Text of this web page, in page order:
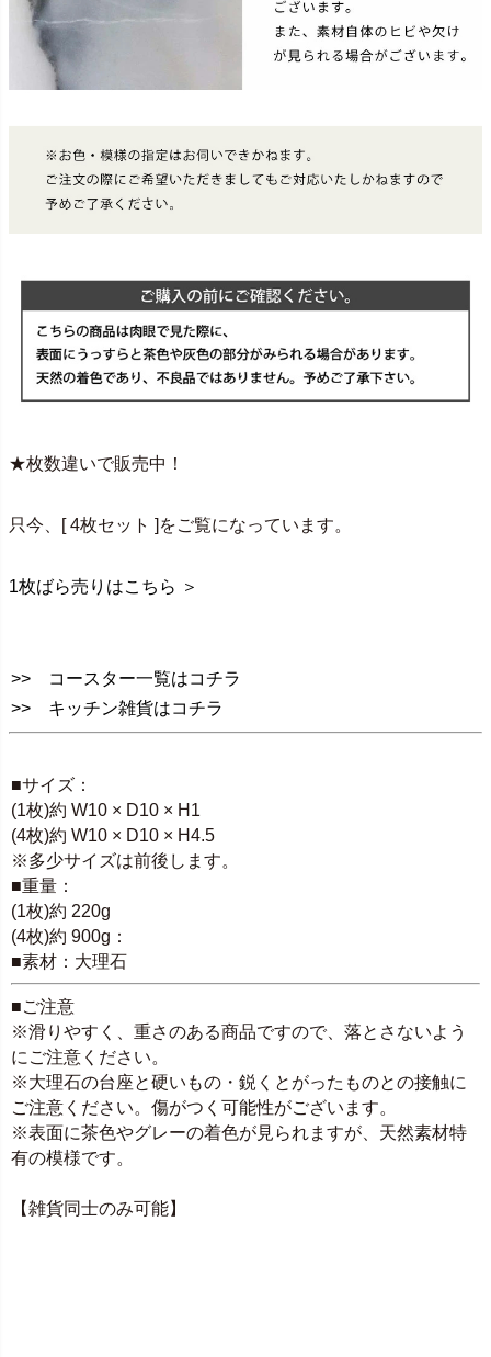
★枚数違いで販売中！
只今、[ 4枚セット ]をご覧になっています。
1枚ばら売りはこちら ＞
>> コースター一覧はコチラ
>> キッチン雑貨はコチラ
■サイズ：
(1枚)約 W10 × D10 × H1
(4枚)約 W10 × D10 × H4.5
※多少サイズは前後します。
■重量：
(1枚)約 220g
(4枚)約 900g：
■素材：大理石
■ご注意
※滑りやすく、重さのある商品ですので、落とさないよう
にご注意ください。
※大理石の台座と硬いもの・鋭くとがったものとの接触に
ご注意ください。傷がつく可能性がございます。
※表面に茶色やグレーの着色が見られますが、天然素材特
有の模様です。
【雑貨同士のみ可能】